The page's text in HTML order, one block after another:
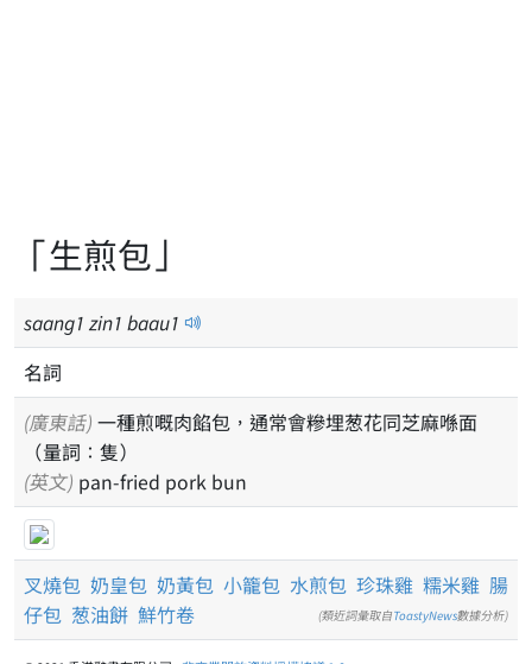
「生煎包」
saang1 zin1 baau1
名詞
(廣東話) 一種煎嘅肉餡包，通常會糝埋葱花同芝麻喺面
（量詞：隻）
(英文) pan-fried pork bun
叉燒包 奶皇包 奶黃包 小籠包 水煎包 珍珠雞 糯米雞 腸
仔包 葱油餅 鮮竹卷 (類近詞彙取自ToastyNews數據分析)